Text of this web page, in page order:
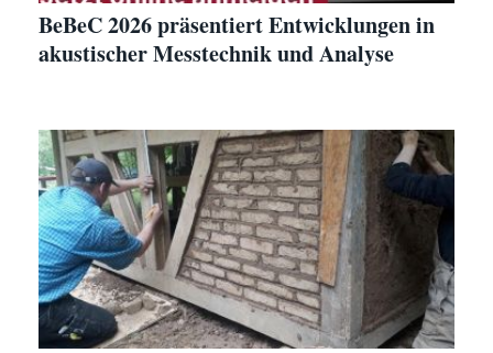
BeBeC 2026 präsentiert Entwicklungen in
akustischer Messtechnik und Analyse